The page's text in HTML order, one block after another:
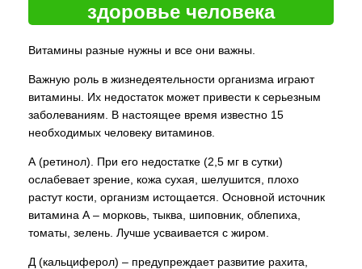
здоровье человека
Витамины разные нужны и все они важны.
Важную роль в жизнедеятельности организма играют
витамины. Их недостаток может привести к серьезным
заболеваниям. В настоящее время известно 15
необходимых человеку витаминов.
А (ретинол). При его недостатке (2,5 мг в сутки)
ослабевает зрение, кожа сухая, шелушится, плохо
растут кости, организм истощается. Основной источник
витамина А – морковь, тыква, шиповник, облепиха,
томаты, зелень. Лучше усваивается с жиром.
Д (кальциферол) – предупреждает развитие рахита,